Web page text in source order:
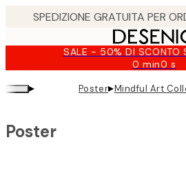
SALE - 50% DI SCONTO
0 min0 s
Valido
fino
a:
▸ Poster▸Mindful Art
Poster